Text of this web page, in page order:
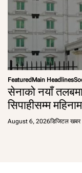
FeaturedMain Headlines
सेनाको नयाँ
सिपाहीसम्म
August 6, 2026डिजिटल खबर